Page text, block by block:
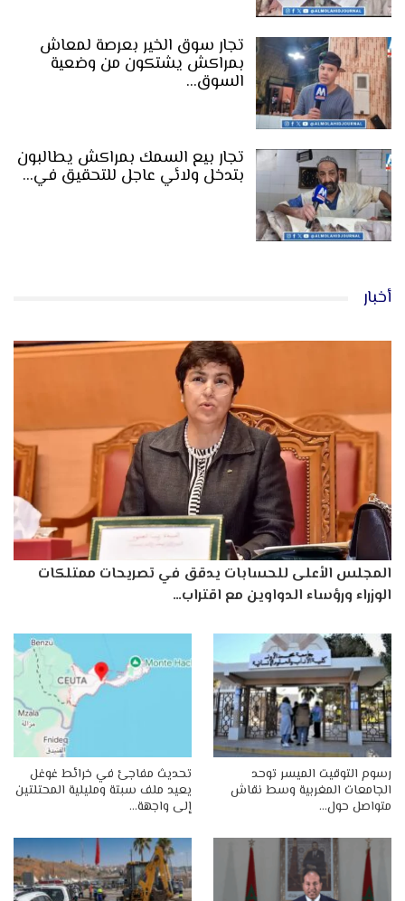
تجار سوق الخير بعرصة لمعاش
بمراكش يشتكون من وضعية
السوق…
تجار بيع السمك بمراكش يطالبون
بتدخل ولائي عاجل للتحقيق في…
أخبار
المجلس الأعلى للحسابات يدقق في تصريحات ممتلكات
الوزراء ورؤساء الدواوين مع اقتراب…
رسوم التوقيت الميسر توحد
الجامعات المغربية وسط نقاش
متواصل حول…
تحديث مفاجئ في خرائط غوغل
يعيد ملف سبتة ومليلية المحتلتين
إلى واجهة…